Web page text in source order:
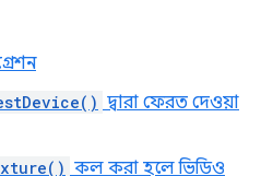
দ্বারা ফেরত দেওয়া
কল করা হলে ভিডিও